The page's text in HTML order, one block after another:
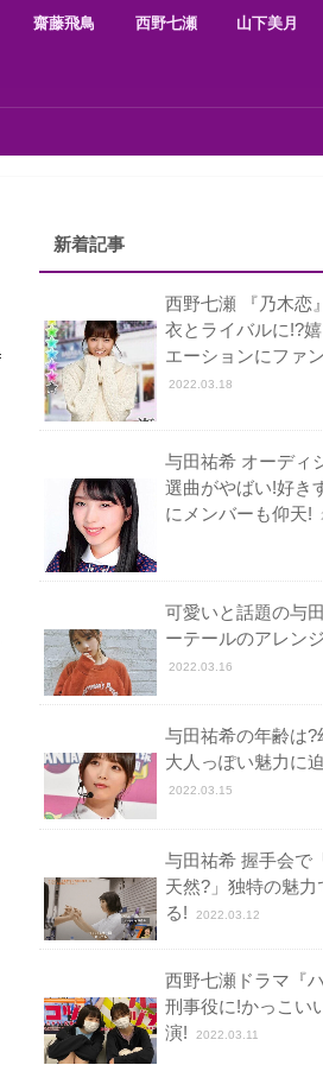
齋藤飛鳥 西野七瀬 山下美月
新着記事
西野七瀬 『乃木恋
衣とライバルに!?
エーションにファ
2022.03.18
与田祐希 オーディ
選曲がやばい!好き
にメンバーも仰天!
可愛いと話題の与
ーテールのアレン
2022.03.16
与田祐希の年齢は?
大人っぽい魅力に
2022.03.15
与田祐希 握手会で
天然?」独特の魅力
る!
2022.03.12
西野七瀬ドラマ『
刑事役に!かっこい
演!
2022.03.11